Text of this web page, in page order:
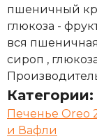
пшеничный
глюкоза -
вся
сироп ,
Категории:
Печенье Oreo
и Вафли